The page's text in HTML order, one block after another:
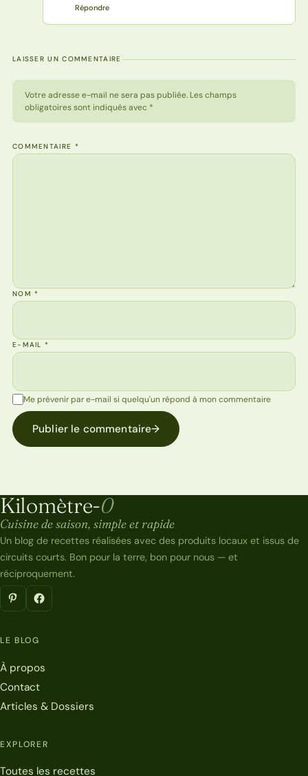
Répondre
LAISSER UN COMMENTAIRE
Votre adresse e-mail ne sera pas publiée. Les champs
obligatoires sont indiqués avec *
COMMENTAIRE *
NOM*
E-MAIL*
Me prévenir par e-mail si quelqu'un répond à mon commentaire
Publier le commentaire→
Kilomètre-0
Kilomètre-0
Cuisine de saison, simple et rapide
Un blog de recettes réalisées avec des produits locaux et issus de
circuits courts. Bon pour la terre, bon pour nous — et
réciproquement.
LE BLOG
À propos
Contact
Articles & Dossiers
EXPLORER
Toutes les recettes